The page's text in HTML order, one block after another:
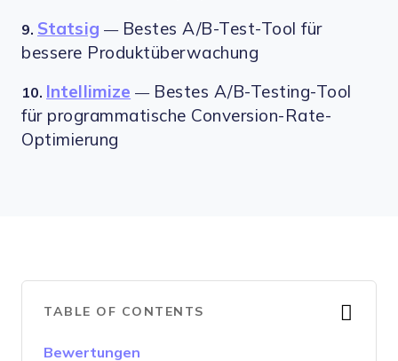
9. Statsig — Bestes A/B-Test-Tool für
bessere Produktüberwachung
10. Intellimize — Bestes A/B-Testing-Tool
für programmatische Conversion-Rate-
Optimierung
TABLE OF CONTENTS
Bewertungen